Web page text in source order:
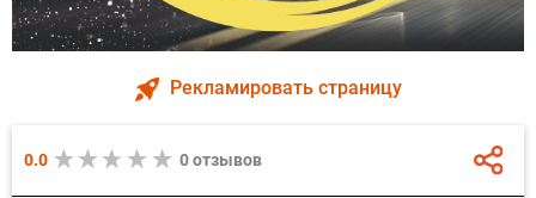
Рекламировать страницу
0.0 0 отзывов